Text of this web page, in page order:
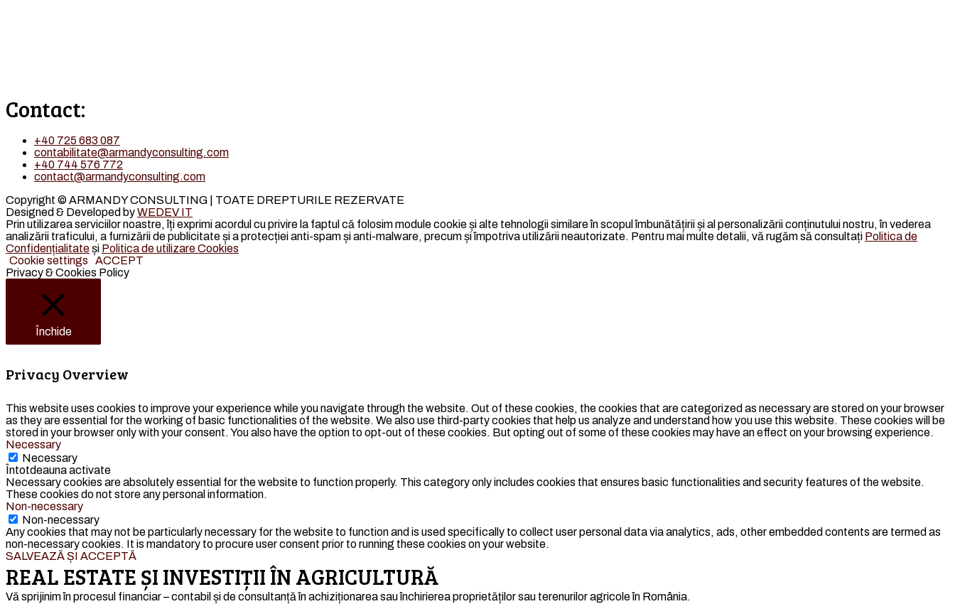
Contact:
+40 725 683 087
contabilitate@armandyconsulting.com
+40 744 576 772
contact@armandyconsulting.com
Copyright © ARMANDY CONSULTING | TOATE DREPTURILE REZERVATE
Designed & Developed byWEDEV IT
Prin utilizarea serviciilor noastre, îți exprimi acordul cu privire la faptul că folosim module cookie și alte tehnologii similare în scopul îmbunătățirii și al personalizării conținutului nostru, în vederea
analizării traficului, a furnizării de publicitate și a protecției anti-spam și anti-malware, precum și împotriva utilizării neautorizate. Pentru mai multe detalii, vă rugăm să consultați Politica de
Confidențialitateși Politica de utilizare Cookies
Cookie settings
ACCEPT
Privacy & Cookies Policy
Închide
Privacy Overview
This website uses cookies to improve your experience while you navigate through the website. Out of these cookies, the cookies that are categorized as necessary are stored on your browser
as they are essential for the working of basic functionalities of the website. We also use third-party cookies that help us analyze and understand how you use this website. These cookies will be
stored in your browser only with your consent. You also have the option to opt-out of these cookies. But opting out of some of these cookies may have an effect on your browsing experience.
Necessary
Necessary
Întotdeauna activate
Necessary cookies are absolutely essential for the website to function properly. This category only includes cookies that ensures basic functionalities and security features of the website.
These cookies do not store any personal information.
Non-necessary
Non-necessary
Any cookies that may not be particularly necessary for the website to function and is used specifically to collect user personal data via analytics, ads, other embedded contents are termed as
non-necessary cookies. It is mandatory to procure user consent prior to running these cookies on your website.
SALVEAZĂ ȘI ACCEPTĂ
REAL ESTATE ȘI INVESTIȚII ÎN AGRICULTURĂ
Vă sprijinim în procesul financiar – contabil și de consultanță în achiziționarea sau închirierea proprietăților sau terenurilor agricole în România.